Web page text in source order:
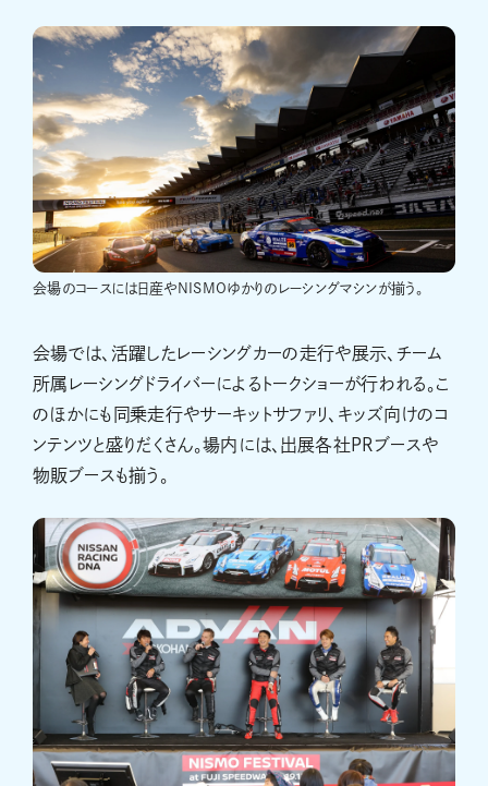
会場のコースには日産やNISMOゆかりのレーシングマシンが揃う。
会場では、活躍したレーシングカーの走行や展示、チーム
所属レーシングドライバーによるトークショーが行われる。こ
のほかにも同乗走行やサーキットサファリ、キッズ向けのコ
ンテンツと盛りだくさん。場内には、出展各社PRブースや
物販ブースも揃う。